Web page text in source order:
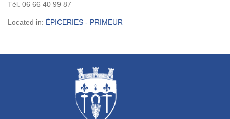
Tél. 06 66 40 99 87
Located in: ÉPICERIES - PRIMEUR